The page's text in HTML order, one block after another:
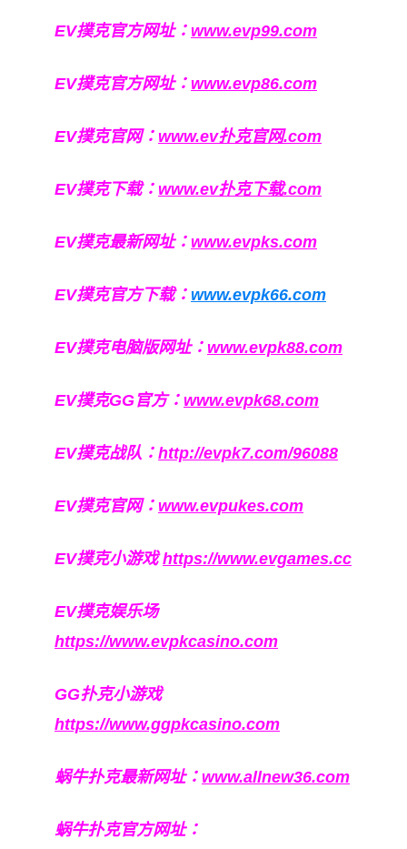
EV撲克官方网址： www.evp99.com
EV撲克官方网址： www.evp86.com
EV撲克官网： www.ev扑克官网.com
EV撲克下载： www.ev扑克下载.com
EV撲克最新网址： www.evpks.com
EV撲克官方下载： www.evpk66.com
EV撲克电脑版网址： www.evpk88.com
EV撲克GG官方： www.evpk68.com
EV撲克战队： http://evpk7.com/96088
EV撲克官网： www.evpukes.com
EV撲克小游戏https://www.evgames.cc
EV撲克娱乐场
https://www.evpkcasino.com
GG扑克小游戏
https://www.ggpkcasino.com
蜗牛扑克最新网址： www.allnew36.com
蜗牛扑克官方网址：